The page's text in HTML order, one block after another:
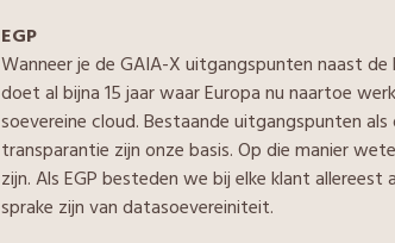
EGP
Wanneer je de GAIA-X uitgangspunten naast de
doet al bijna 15 jaar waar Europa nu naartoe
soevereine cloud. Bestaande uitgangspunten
transparantie zijn onze basis. Op die manier
zijn. Als EGP besteden we bij elke klant
sprake zijn van datasoevereiniteit.